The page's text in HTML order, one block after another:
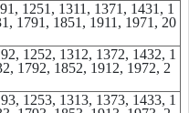
1251, 1311, 1371, 1431, 1
1791, 1851, 1911, 1971, 20
1252, 1312, 1372, 1432, 1
1792, 1852, 1912, 1972, 2
1253, 1313, 1373, 1433, 1